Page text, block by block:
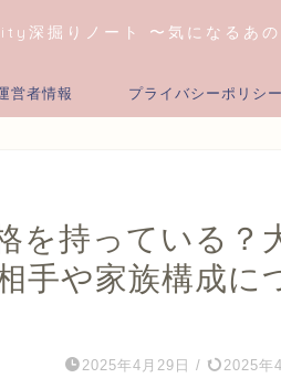
深掘りノート 〜気になるあの
営者情報 プライバシーポリシー
を持っている？
手や家族構成に
2025年4月29日 / 2025年